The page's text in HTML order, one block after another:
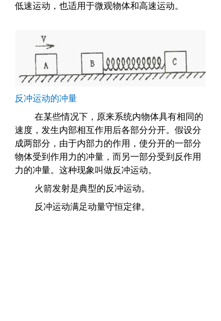
低速运动，也适用于微观物体和高速运动。
反冲运动的冲量
在某些情况下，原来系统内物体具有相同的
速度，发生内部相互作用后各部分分开。假设分
成两部分，由于内部力的作用，使分开的一部分
物体受到作用力的冲量，而另一部分受到反作用
力的冲量。这种现象叫做反冲运动。
火箭发射是典型的反冲运动。
反冲运动满足动量守恒定律。